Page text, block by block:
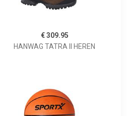
€ 309.95
HANWAG TATRA II HEREN